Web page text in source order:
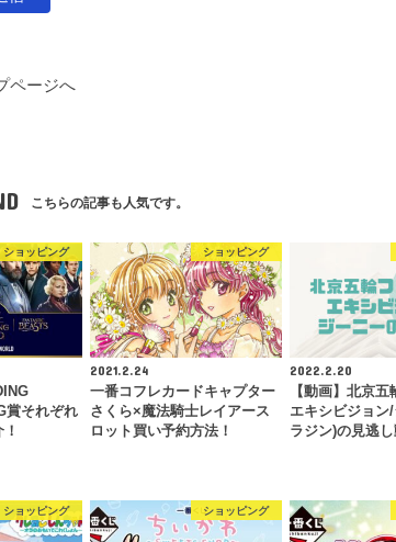
ページへ
こちらの記事も人気です。
ショッピング
賞それぞれ
ショッピング
2021.2.24
一番コフレカードキャプター
さくら×魔法騎士レイアース
ロット買い予約方法！
2022.2.20
【動画】北京
エキシビジョン
ラジン)の見逃
ショッピング ショッピング